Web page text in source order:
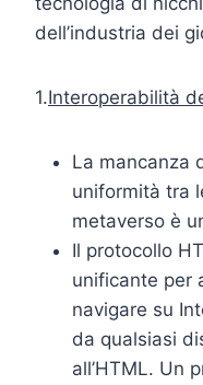
dell’industria dei
1.Interoperabilità
La mancanza
uniformità tra
metaverso è
Il protocollo
unificante per
navigare su
da qualsiasi
all’HTML. Un